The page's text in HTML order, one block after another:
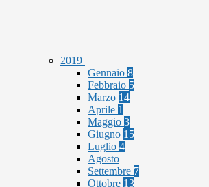
2019
Gennaio 8
Febbraio 5
Marzo 14
Aprile 1
Maggio 3
Giugno 15
Luglio 4
Agosto
Settembre 7
Ottobre 13